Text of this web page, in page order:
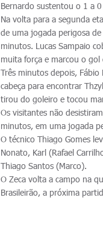
Bernardo sustentou o 1 a
Na volta para a segunda
de uma jogada perigosa
minutos. Lucas Sampaio
muita força e marcou o gol
Três minutos depois,
cabeça para encontrar
tirou do goleiro e tocou
Os visitantes não
minutos, em uma jogada
O técnico Thiago Gomes
Nonato, Karl (Rafael
Thiago Santos (Marco).
O Zeca volta a campo na
Brasileirão, a próxima